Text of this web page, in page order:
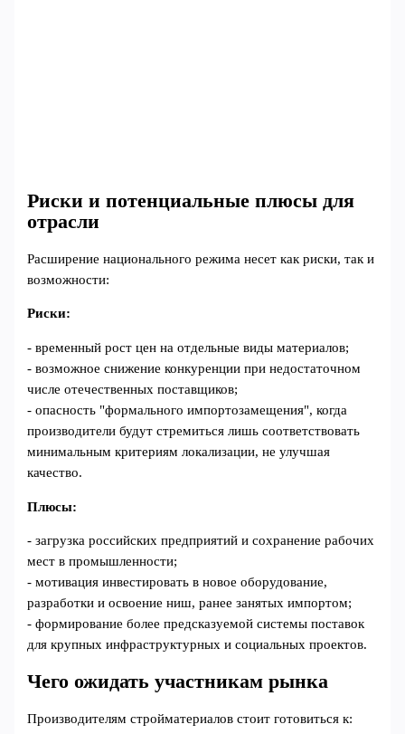
Риски и потенциальные плюсы для
отрасли
Расширение национального режима несет как риски, так и
возможности:
Риски:
- временный рост цен на отдельные виды материалов;
- возможное снижение конкуренции при недостаточном
числе отечественных поставщиков;
- опасность "формального импортозамещения", когда
производители будут стремиться лишь соответствовать
минимальным критериям локализации, не улучшая
качество.
Плюсы:
- загрузка российских предприятий и сохранение рабочих
мест в промышленности;
- мотивация инвестировать в новое оборудование,
разработки и освоение ниш, ранее занятых импортом;
- формирование более предсказуемой системы поставок
для крупных инфраструктурных и социальных проектов.
Чего ожидать участникам рынка
Производителям стройматериалов стоит готовиться к: